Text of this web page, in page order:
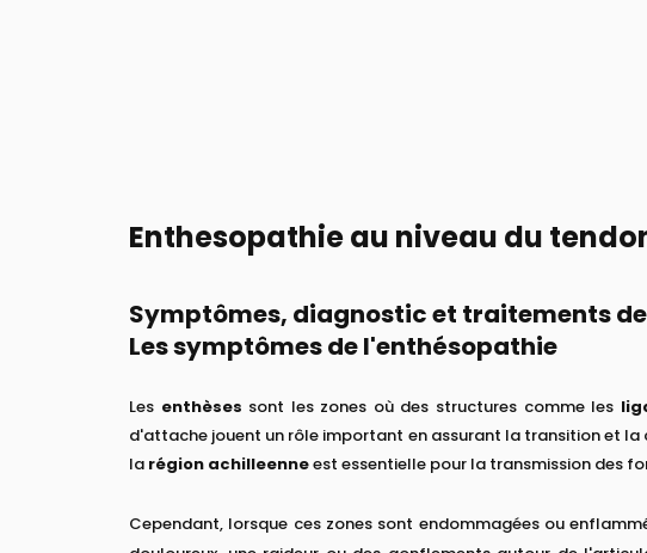
Enthesopathie au niveau du
Symptômes, diagnostic et traitements
Les symptômes de l'enthésopathie
Les enthèses sont les zones où des structures comme les
d'attache jouent un rôle important en assurant la transition et la
la région achilleenneest essentielle pour la transmission des
Cependant, lorsque ces zones sont endommagées ou